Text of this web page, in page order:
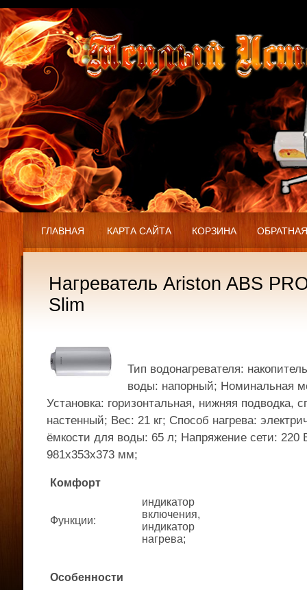
ГЛАВНАЯ КАРТА САЙТА КОРЗИНА
Нагреватель Ariston ABS
Slim
Тип водонагревателя:
воды: напорный; Номинальная
Установка: горизонтальная, нижняя подводка,
настенный; Вес: 21 кг; Способ нагрева:
ёмкости для воды: 65 л; Напряжение сети:
981x353x373 мм;
Комфорт
Функции:
индикатор
включения,
индикатор
нагрева;
Особенности